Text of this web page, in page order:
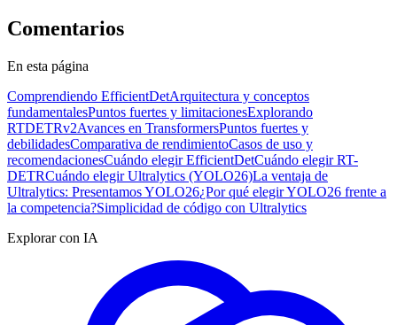
Comentarios
En esta página
Comprendiendo EfficientDetArquitectura y conceptos
fundamentalesPuntos fuertes y limitacionesExplorando
RTDETRv2Avances en TransformersPuntos fuertes y
debilidadesComparativa de rendimientoCasos de uso y
recomendacionesCuándo elegir EfficientDetCuándo elegir RT-
DETRCuándo elegir Ultralytics (YOLO26)La ventaja de
Ultralytics: Presentamos YOLO26¿Por qué elegir YOLO26 frente a
la competencia?Simplicidad de código con Ultralytics
Explorar con IA